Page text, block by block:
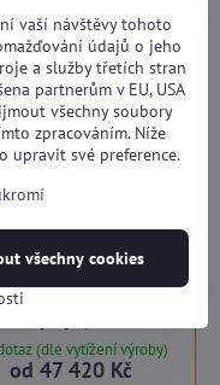
brána posuvná nesená
SP20 SINGLE do
(dle vytížení výroby)
od 47 420 Kč
vaší návštěvy tohoto
údajů o jeho
a služby třetích stran
partnerům v EU, USA
všechny soubory
zpracováním. Níže
upravit své preference.
všechny cookies